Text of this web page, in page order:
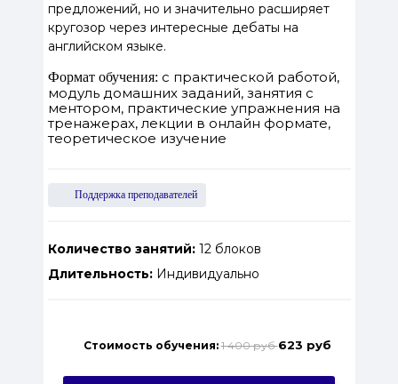
предложений, но и значительно расширяет
кругозор через интересные дебаты на
английском языке.
Формат обучения: с практической работой,
модуль домашних заданий, занятия с
ментором, практические упражнения на
тренажерах, лекции в онлайн формате,
теоретическое изучение
Поддержка преподавателей
Количество занятий:12 блоков
Длительность:Индивидуально
Стоимость обучения: 1 400 руб623 руб